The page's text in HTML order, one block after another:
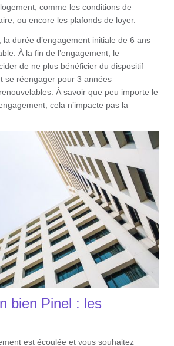
comme les conditions de
ou encore les plafonds de loyer.
la durée d’engagement initiale de 6 ans
À la fin de l’engagement, le
de ne plus bénéficier du dispositif
se réengager pour 3 années
À savoir que peu importe le
cela n’impacte pas la
bien Pinel : les
est écoulée et vous souhaitez